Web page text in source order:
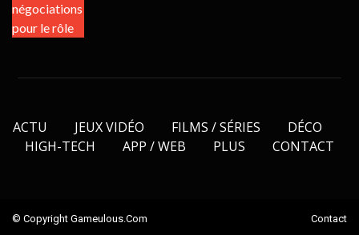
ACTU JEUX VIDÉO FILMS / SÉRIES
DÉCO
HIGH-TECH
APP / WEB PLUS CONTACT
© Copyright Gameulous.com Contact